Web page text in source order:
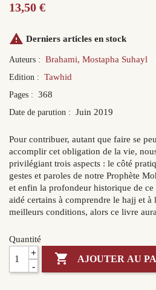
13,50 €
 Derniers articles en stock
Auteurs : Brahami, Mostapha Suhayl
Edition : Tawhid
Pages : 368
Date de parution : Juin 2019
Pour contribuer, autant que faire se
accomplir cet obligation de la vie,
privilégiant trois aspects : le côté
gestes et paroles de notre Prophète
et enfin la profondeur historique de ce
aidé certains à comprendre le hajj et à
meilleurs conditions, alors ce livre
Quantité
+
 AJOUTER AU